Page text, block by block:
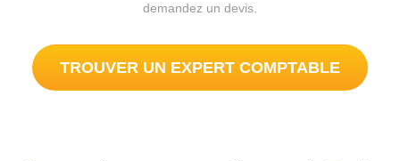
demandez un devis.
TROUVER UN EXPERT COMPTABLE